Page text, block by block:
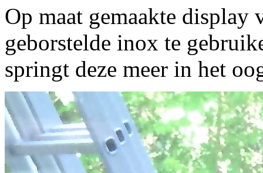
Op maat gemaakte
geborstelde inox te
springt deze meer in het